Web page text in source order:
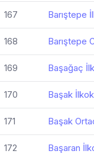
167 Barıştepe
168 Barıştepe
169 Başağaç
170 Başak
171 Başak
172 Başaran